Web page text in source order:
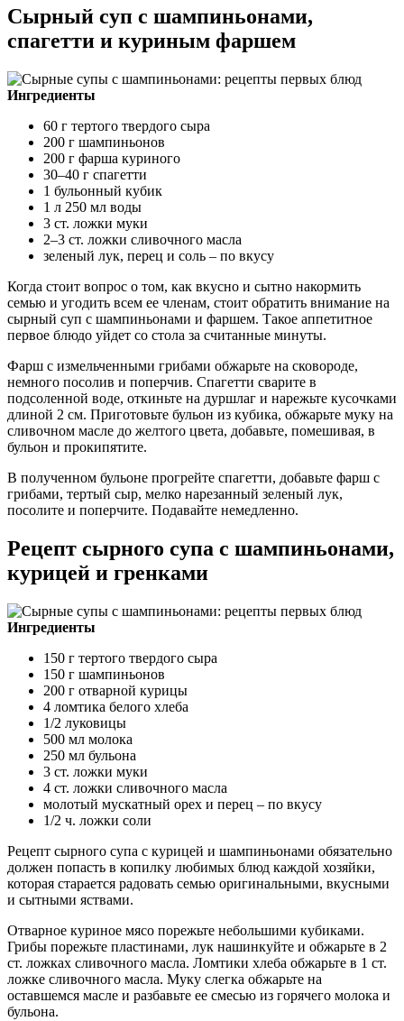
Сырный суп с шампиньонами,
спагетти и куриным фаршем
Ингредиенты
60 г тертого твердого сыра
200 г шампиньонов
200 г фарша куриного
30–40 г спагетти
1 бульонный кубик
1 л 250 мл воды
3 ст. ложки муки
2–3 ст. ложки сливочного масла
зеленый лук, перец и соль – по вкусу
Когда стоит вопрос о том, как вкусно и сытно накормить
семью и угодить всем ее членам, стоит обратить внимание на
сырный суп с шампиньонами и фаршем. Такое аппетитное
первое блюдо уйдет со стола за считанные минуты.
Фарш с измельченными грибами обжарьте на сковороде,
немного посолив и поперчив. Спагетти сварите в
подсоленной воде, откиньте на дуршлаг и нарежьте кусочками
длиной 2 см. Приготовьте бульон из кубика, обжарьте муку на
сливочном масле до желтого цвета, добавьте, помешивая, в
бульон и прокипятите.
В полученном бульоне прогрейте спагетти, добавьте фарш с
грибами, тертый сыр, мелко нарезанный зеленый лук,
посолите и поперчите. Подавайте немедленно.
Рецепт сырного супа с шампиньонами,
курицей и гренками
Ингредиенты
150 г тертого твердого сыра
150 г шампиньонов
200 г отварной курицы
4 ломтика белого хлеба
1/2 луковицы
500 мл молока
250 мл бульона
3 ст. ложки муки
4 ст. ложки сливочного масла
молотый мускатный орех и перец – по вкусу
1/2 ч. ложки соли
Рецепт сырного супа с курицей и шампиньонами обязательно
должен попасть в копилку любимых блюд каждой хозяйки,
которая старается радовать семью оригинальными, вкусными
и сытными яствами.
Отварное куриное мясо порежьте небольшими кубиками.
Грибы порежьте пластинами, лук нашинкуйте и обжарьте в 2
ст. ложках сливочного масла. Ломтики хлеба обжарьте в 1 ст.
ложке сливочного масла. Муку слегка обжарьте на
оставшемся масле и разбавьте ее смесью из горячего молока и
бульона.